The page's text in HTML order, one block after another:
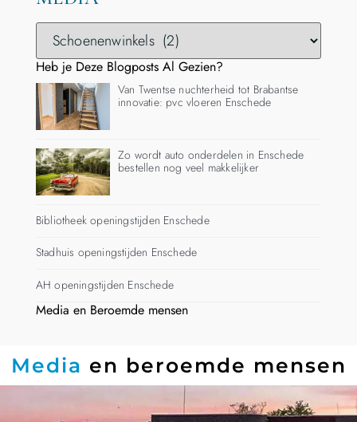
Heb je Deze Blogposts Al Gezien?
Van Twentse nuchterheid tot Brabantse
innovatie: pvc vloeren Enschede
Zo wordt auto onderdelen in Enschede
bestellen nog veel makkelijker
Bibliotheek openingstijden Enschede
Stadhuis openingstijden Enschede
AH openingstijden Enschede
Media en Beroemde mensen
Media en beroemde mensen